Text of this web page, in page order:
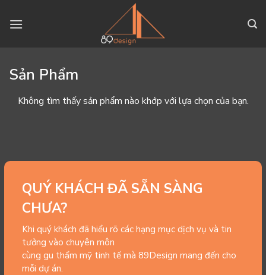
Sản Phẩm
Không tìm thấy sản phẩm nào khớp với lựa chọn của bạn.
QUÝ KHÁCH ĐÃ SẴN SÀNG
CHƯA?
Khi quý khách đã hiểu rõ các hạng mục dịch vụ và tin
tưởng vào chuyên môn
cùng gu thẩm mỹ tinh tế mà 89Design mang đến cho
mỗi dự án.